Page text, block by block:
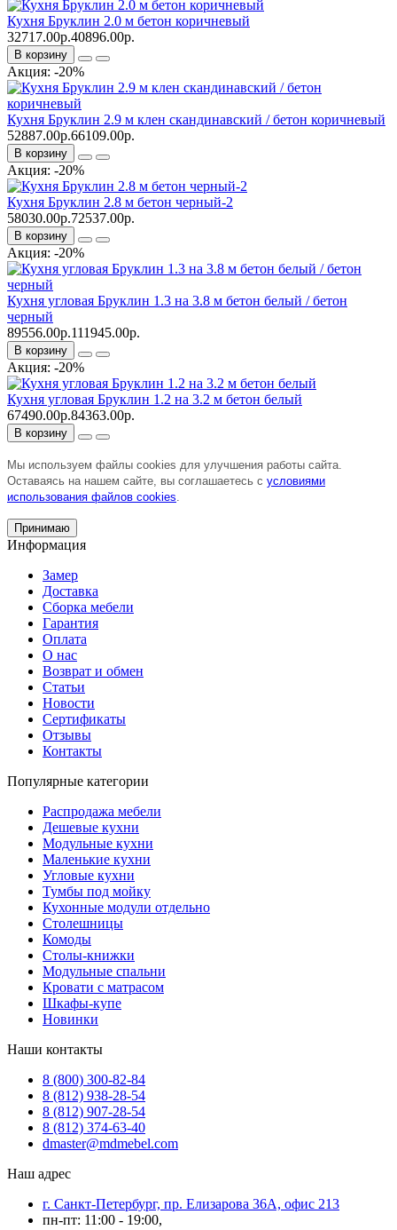
Кухня Бруклин 2.0 м бетон коричневый
32717.00р.40896.00р.
В корзину
Акция: -20%
Кухня Бруклин 2.9 м клен скандинавский / бетон коричневый
52887.00р.66109.00р.
В корзину
Акция: -20%
Кухня Бруклин 2.8 м бетон черный-2
58030.00р.72537.00р.
В корзину
Акция: -20%
Кухня угловая Бруклин 1.3 на 3.8 м бетон белый / бетон
черный
89556.00р.111945.00р.
В корзину
Акция: -20%
Кухня угловая Бруклин 1.2 на 3.2 м бетон белый
67490.00р.84363.00р.
В корзину
Мы используем файлы cookies для улучшения работы сайта.
Оставаясь на нашем сайте, вы соглашаетесь с условиями
использования файлов cookies.
Принимаю
Информация
Замер
Доставка
Сборка мебели
Гарантия
Оплата
О нас
Возврат и обмен
Статьи
Новости
Сертификаты
Отзывы
Контакты
Популярные категории
Распродажа мебели
Дешевые кухни
Модульные кухни
Маленькие кухни
Угловые кухни
Тумбы под мойку
Кухонные модули отдельно
Столешницы
Комоды
Столы-книжки
Модульные спальни
Кровати с матрасом
Шкафы-купе
Новинки
Наши контакты
8 (800) 300-82-84
8 (812) 938-28-54
8 (812) 907-28-54
8 (812) 374-63-40
dmaster@mdmebel.com
Наш адрес
г. Санкт-Петербург, пр. Елизарова 36А, офис 213
пн-пт: 11:00 - 19:00,